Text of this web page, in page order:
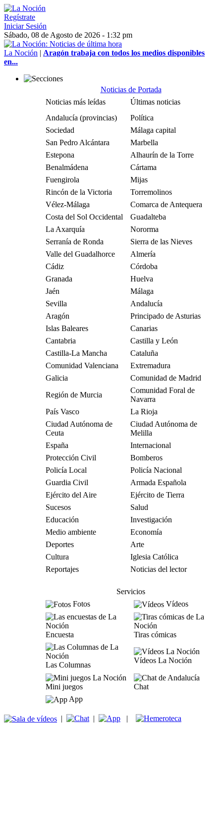
Regístrate
Iniciar Sesión
Sábado, 08 de Agosto de 2026 - 1:32 pm
La Noción | Aragón trabaja con todos los medios disponibles
en...
Noticias de Portada
Noticias más leídas
Últimas noticias
Andalucía (provincias)
Política
Sociedad
Málaga capital
San Pedro Alcántara
Marbella
Estepona
Alhaurín de la Torre
Benalmádena
Cártama
Fuengirola
Mijas
Rincón de la Victoria
Torremolinos
Vélez-Málaga
Comarca de Antequera
Costa del Sol Occidental
Guadalteba
La Axarquía
Nororma
Serranía de Ronda
Sierra de las Nieves
Valle del Guadalhorce
Almería
Cádiz
Córdoba
Granada
Huelva
Jaén
Málaga
Sevilla
Andalucía
Aragón
Principado de Asturias
Islas Baleares
Canarias
Cantabria
Castilla y León
Castilla-La Mancha
Cataluña
Comunidad Valenciana
Extremadura
Galicia
Comunidad de Madrid
Región de Murcia
Comunidad Foral de
Navarra
País Vasco
La Rioja
Ciudad Autónoma de
Ceuta
Ciudad Autónoma de
Melilla
España
Internacional
Protección Civil
Bomberos
Policía Local
Policía Nacional
Guardia Civil
Armada Española
Ejército del Aire
Ejército de Tierra
Sucesos
Salud
Educación
Investigación
Medio ambiente
Economía
Deportes
Arte
Cultura
Iglesia Católica
Reportajes
Noticias del lector
Servicios
Fotos
Vídeos
Encuesta Tiras cómicas
Las Columnas
Vídeos La Noción
Mini juegos
Chat
App
| | |